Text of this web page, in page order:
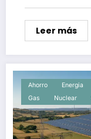
Leer más
Ahorro Energia
Gas
Nuclear